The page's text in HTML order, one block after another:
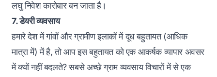
लघु निवेश कारोबार बन जाता है।
7. डेयरी व्यवसाय
हमारे देश में गांवों और ग्रामीण इलाकों में दूध बहुतायत (आधिक
मात्रा में) में है, तो आप इस बहुतायत को एक आकर्षक व्यापार अवसर
में क्यों नहीं बदलते? सबसे अच्छे ग्राम व्यवसाय विचारों में से एक